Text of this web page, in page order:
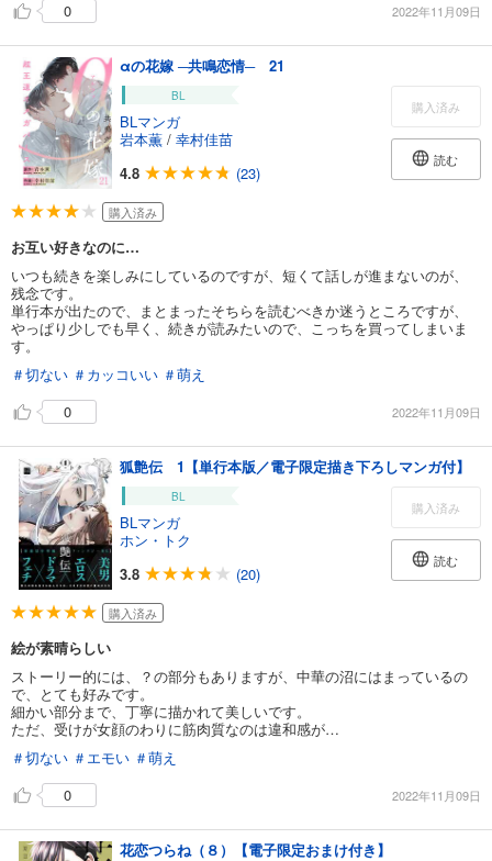
0 2022年11月09日
αの花嫁 ─共鳴恋情─ 21
BL
BLマンガ
岩本薫 / 幸村佳苗
4.8
(23)
購入済み
読む
購入済み
お互い好きなのに…
いつも続きを楽しみにしているのですが、短くて話しが進まないのが、
残念です。
単行本が出たので、まとまったそちらを読むべきか迷うところですが、
やっぱり少しでも早く、続きが読みたいので、こっちを買ってしまいま
す。
＃切ない ＃カッコいい ＃萌え
0
2022年11月09日
狐艶伝 1【単行本版／電子限定描き下ろしマンガ付】
BL
BLマンガ
ホン・トク
3.8
(20)
購入済み
読む
購入済み
絵が素晴らしい
ストーリー的には、？の部分もありますが、中華の沼にはまっているの
で、とても好みです。
細かい部分まで、丁寧に描かれて美しいです。
ただ、受けが女顔のわりに筋肉質なのは違和感が…
＃切ない ＃エモい ＃萌え
0
2022年11月09日
花恋つらね（８）【電子限定おまけ付き】